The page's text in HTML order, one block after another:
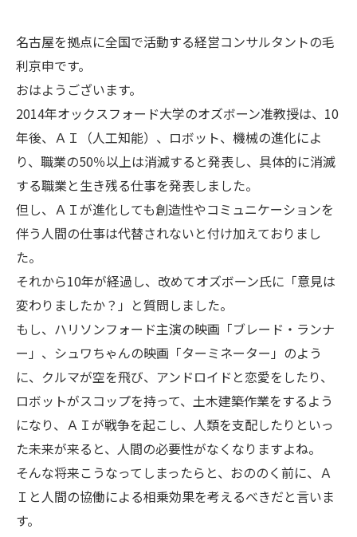
名古屋を拠点に全国で活動する経営コンサルタントの毛
利京申です。
おはようございます。
2014年オックスフォード大学のオズボーン准教授は、10
年後、ＡＩ（人工知能）、ロボット、機械の進化によ
り、職業の50％以上は消滅すると発表し、具体的に消滅
する職業と生き残る仕事を発表しました。
但し、ＡＩが進化しても創造性やコミュニケーションを
伴う人間の仕事は代替されないと付け加えておりまし
た。
それから10年が経過し、改めてオズボーン氏に「意見は
変わりましたか？」と質問しました。
もし、ハリソンフォード主演の映画「ブレード・ランナ
ー」、シュワちゃんの映画「ターミネーター」のよう
に、クルマが空を飛び、アンドロイドと恋愛をしたり、
ロボットがスコップを持って、土木建築作業をするよう
になり、ＡＩが戦争を起こし、人類を支配したりといっ
た未来が来ると、人間の必要性がなくなりますよね。
そんな将来こうなってしまったらと、おののく前に、Ａ
Ｉと人間の協働による相乗効果を考えるべきだと言いま
す。